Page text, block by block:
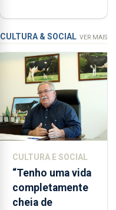
condições
de
ensino
instituição
requalificação
CULTURA & SOCIAL VER MAIS
CULTURA E SOCIAL
“Tenho uma vida
completamente
cheia de